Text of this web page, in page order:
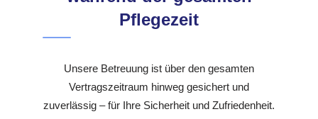
Pflegezeit
Unsere Betreuung ist über den gesamten
Vertragszeitraum hinweg gesichert und
zuverlässig – für Ihre Sicherheit und Zufriedenheit.